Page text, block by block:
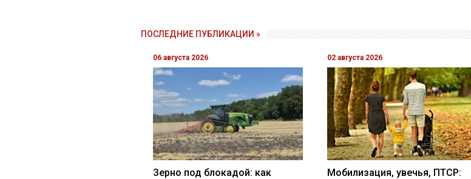
ПОСЛЕДНИЕ ПУБЛИКАЦИИ »
06 августа 2026
Зерно под блокадой: как
02 августа 2026
Мобилизация, увечья, ПТСР: